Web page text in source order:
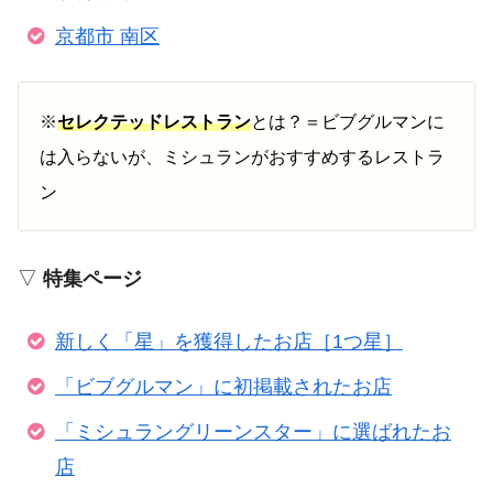
京都市 南区
※セレクテッドレストランとは？＝ビブグルマンに
は入らないが、ミシュランがおすすめするレストラ
ン
▽ 特集ページ
新しく「星」を獲得したお店［1つ星］
「ビブグルマン」に初掲載されたお店
「ミシュラングリーンスター」に選ばれたお
店